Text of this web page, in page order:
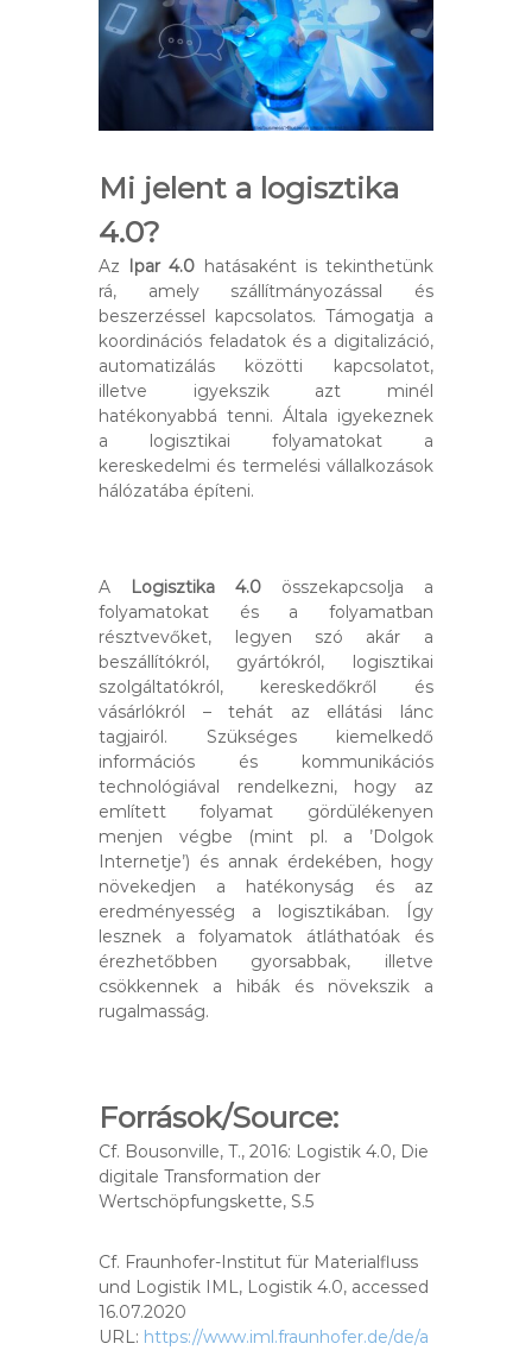
Mi jelent a logisztika
4.0?
Az Ipar 4.0 hatásaként is tekinthetünk
rá, amely szállítmányozással és
beszerzéssel kapcsolatos. Támogatja a
koordinációs feladatok és a digitalizáció,
automatizálás közötti kapcsolatot,
illetve igyekszik azt minél
hatékonyabbá tenni. Általa igyekeznek
a logisztikai folyamatokat a
kereskedelmi és termelési vállalkozások
hálózatába építeni.
A Logisztika 4.0 összekapcsolja a
folyamatokat és a folyamatban
résztvevőket, legyen szó akár a
beszállítókról, gyártókról, logisztikai
szolgáltatókról, kereskedőkről és
vásárlókról – tehát az ellátási lánc
tagjairól. Szükséges kiemelkedő
információs és kommunikációs
technológiával rendelkezni, hogy az
említett folyamat gördülékenyen
menjen végbe (mint pl. a ’Dolgok
Internetje’) és annak érdekében, hogy
növekedjen a hatékonyság és az
eredményesség a logisztikában. Így
lesznek a folyamatok átláthatóak és
érezhetőbben gyorsabbak, illetve
csökkennek a hibák és növekszik a
rugalmasság.
Források/Source:
Cf. Bousonville, T., 2016: Logistik 4.0, Die
digitale Transformation der
Wertschöpfungskette, S.5
Cf. Fraunhofer-Institut für Materialfluss
und Logistik IML, Logistik 4.0, accessed
16.07.2020
URL: https://www.iml.fraunhofer.de/de/a